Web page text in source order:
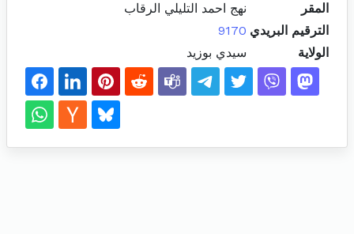
المقر
نهج احمد التليلي الرقاب
الترقيم البريدي 9170
الولاية
سيدي بوزيد